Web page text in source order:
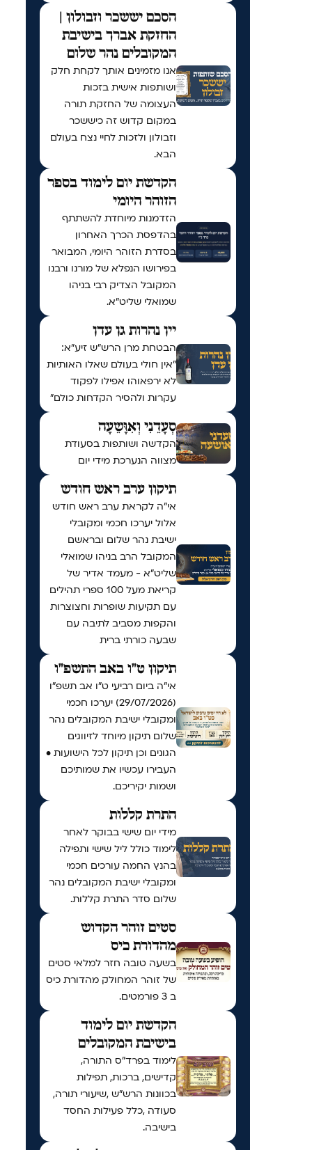
הסכם יששכר וזבולון |
החזקת אברך בישיבת
המקובלים נהר שלום
אנו מזמינים אותך לקחת חלק
ושותפות אישית בזכות
העצומה של החזקת תורה
במקום קדוש זה כיששכר
וזבולון ולזכות לחיי נצח בעולם
הבא.
הקדשת יום לימוד בספר
הזוהר היומי
הזדמנות מיוחדת להשתתף
בהדפסת הכרך האחרון
בסדרת הזוהר היומי, המבואר
בפירושו הנפלא של מורנו ורבנו
המקובל הצדיק רבי בניהו
שמואלי שליט״א.
יין נהרות גן עדן
הבטחת מרן הרש"ש זיע"א:
"אין חולי בעולם שאלו האותיות
לא ירפאוהו אפילו לפקוד
עקרות ולהסיר הקדחות כולם"
סְעָדֵנִי וְאִוָּשֵעָה
הקדשה ושותפות בסעודת
מצווה הנערכת מידי יום
תיקון ערב ראש חודש
אי"ה לקראת ערב ראש חודש
אלול יערכו חכמי ומקובלי
ישיבת נהר שלום ובראשם
המקובל הרב בניהו שמואלי
שליט״א - מעמד אדיר של
קריאת מעל 100 ספרי תהילים
עם תקיעות שופרות וחצוצרות
והקפות מסביב לתיבה עם
שבעה כורתי ברית
תיקון ט"ו באב התשפ"ו
אי"ה ביום רביעי ט״ו אב תשפ״ו
(29/07/2026) יערכו חכמי
ומקובלי ישיבת המקובלים נהר
שלום תיקון מיוחד לזיווגים
הגונים וכן תיקון לכל הישועות •
העבירו עכשיו את שמותיכם
ושמות יקיריכם.
התרת קללות
מידי יום שישי בבוקר לאחר
לימוד כולל ליל שישי ותפילה
בהנץ החמה עורכים חכמי
ומקובלי ישיבת המקובלים נהר
שלום סדר התרת קללות.
סטים זוהר הקדוש
מהדורת כיס
בשעה טובה חזר למלאי סטים
של זוהר המחולק מהדורת כיס
ב 3 פורמטים.
הקדשת יום לימוד
בישיבת המקובלים
לימוד בפרד"ס התורה,
קדישים, ברכות, תפילות
בכוונות הרש"ש ,שיעורי תורה,
סעודה ,כלל פעילות החסד
בישיבה.